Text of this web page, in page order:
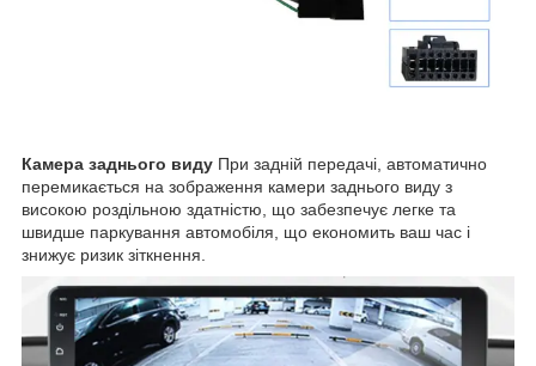
Камера заднього виду При задній передачі, автоматично
перемикається на зображення камери заднього виду з
високою роздільною здатністю, що забезпечує легке та
швидше паркування автомобіля, що економить ваш час і
знижує ризик зіткнення.